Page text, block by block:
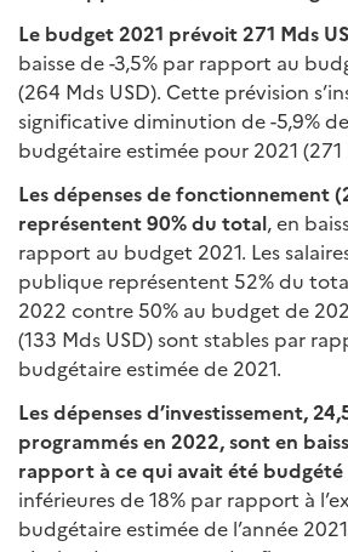
Le budget 2021 prévoit 271 Mds
baisse de -3,5% par rapport au
(264 Mds USD). Cette prévision
significative diminution de -5,9%
budgétaire estimée pour 2021 (271
Les dépenses de fonctionnement
représentent 90% du total, en
rapport au budget 2021. Les
publique représentent 52% du
2022 contre 50% au budget de
(133 Mds USD) sont stables par
budgétaire estimée de 2021.
Les dépenses d’investissement,
programmés en 2022, sont en
rapport à ce qui avait été budgété
inférieures de 18% par rapport à
budgétaire estimée de l’année